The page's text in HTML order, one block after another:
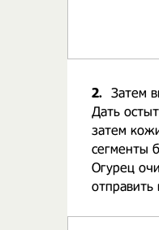
2. Затем
Дать
затем
сегменты
Огурец
отправить